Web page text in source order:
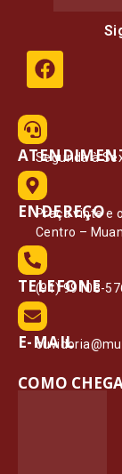
Segunda à
ENDEREÇO
Praça vinte e
Centro –
TELEFONE
(91) 99108-
E-MAIL
COMO